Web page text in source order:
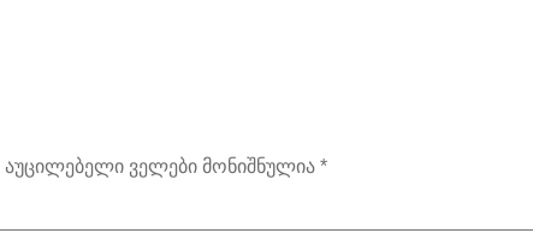
აუცილებელი ველები მონიშნულია *